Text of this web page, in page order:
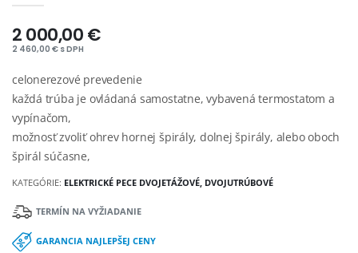
2 000,00 €
2 460,00 € s DPH
celonerezové prevedenie
každá trúba je ovládaná samostatne, vybavená termostatom a
vypínačom,
možnosť zvoliť ohrev hornej špirály, dolnej špirály, alebo oboch
špirál súčasne,
KATEGÓRIE: ELEKTRICKÉ PECE DVOJETÁŽOVÉ, DVOJUTRÚBOVÉ
TERMÍN NA VYŽIADANIE
GARANCIA NAJLEPŠEJ CENY